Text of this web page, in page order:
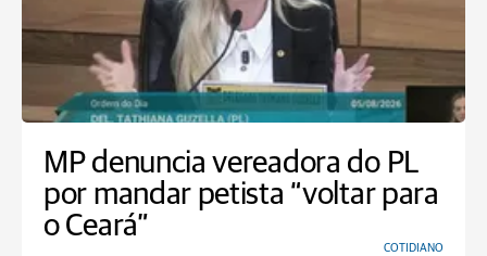
MP denuncia vereadora do PL
por mandar petista “voltar para
o Ceará”
COTIDIANO